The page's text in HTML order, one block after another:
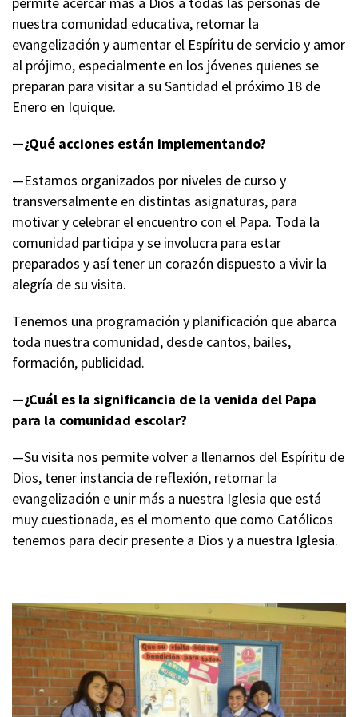
nuestra comunidad educativa, retomar la
evangelización y aumentar el Espíritu de servicio y amor
al prójimo, especialmente en los jóvenes quienes se
preparan para visitar a su Santidad el próximo 18 de
Enero en Iquique.
—¿Qué acciones están implementando?
—Estamos organizados por niveles de curso y
transversalmente en distintas asignaturas, para
motivar y celebrar el encuentro con el Papa. Toda la
comunidad participa y se involucra para estar
preparados y así tener un corazón dispuesto a vivir la
alegría de su visita.
Tenemos una programación y planificación que abarca
toda nuestra comunidad, desde cantos, bailes,
formación, publicidad.
—¿Cuál es la significancia de la venida del Papa
para la comunidad escolar?
—Su visita nos permite volver a llenarnos del Espíritu de
Dios, tener instancia de reflexión, retomar la
evangelización e unir más a nuestra Iglesia que está
muy cuestionada, es el momento que como Católicos
tenemos para decir presente a Dios y a nuestra Iglesia.